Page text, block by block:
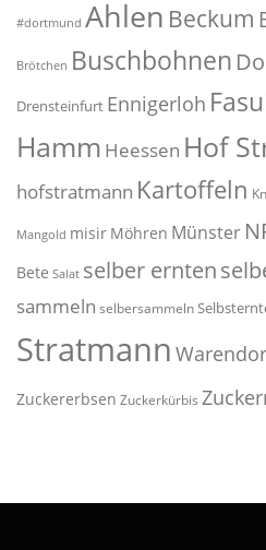
#dortmund Ahlen Beckum
Brötchen Buschbohnen
Drensteinfurt Ennigerloh
Hamm Heessen Hof
hofstratmann Kartoffeln
Mangold misir Möhren Münster
Bete Salat selber ernten
sammeln selbersammeln
Stratmann
Zuckererbsen Zuckerkürbis